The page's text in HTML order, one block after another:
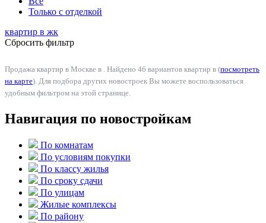
Только с отделкой
квартир в жк
Сбросить фильтр
Продажа квартир в Москве в . Найдено 46 вариантов квартир в (посмотреть
на карте). Для подбора других новостроек Вы можете воспользоваться
удобным фильтром на этой странице.
Навигация по новостройкам
По комнатам
По условиям покупки
По классу жилья
По сроку сдачи
По улицам
Жилые комплексы
По району